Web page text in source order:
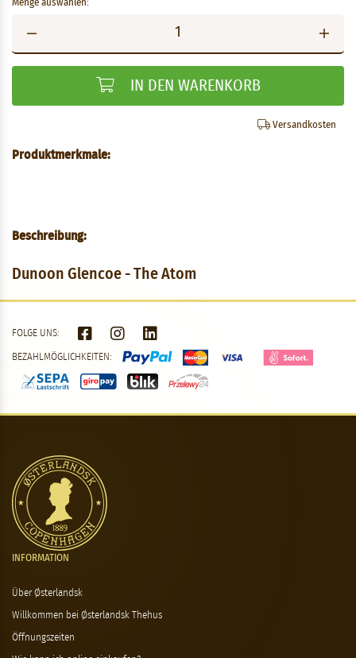
Menge auswählen:
IN DEN WARENKORB
Versandkosten
Produktmerkmale:
Beschreibung:
Dunoon Glencoe - The Atom
FOLGE UNS:
BEZAHLMÖGLICHKEITEN:
INFORMATION
Über Østerlandsk
Willkommen bei Østerlandsk Thehus
Öffnungszeiten